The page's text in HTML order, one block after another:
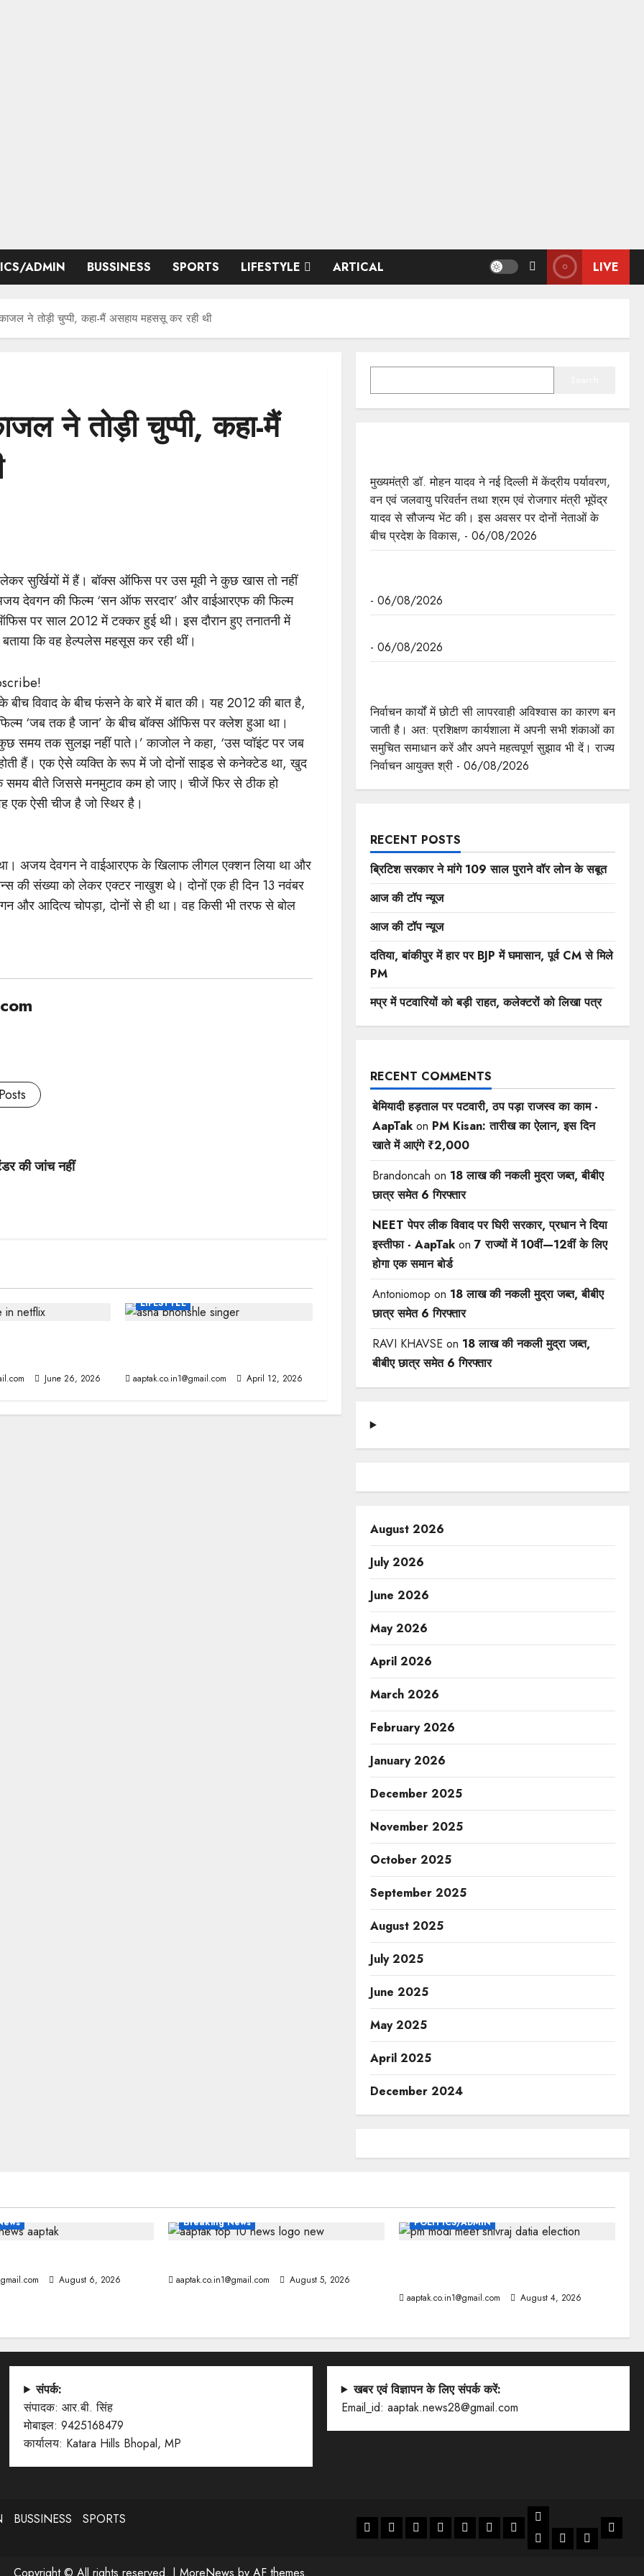
ADMIN BUSSINESS SPORTS LIFESTYLE ARTICAL LIVE
ने तोड़ी चुप्पी, कहा-मैं असहाय महससू कर रही थी
ने तोड़ी चुप्पी, कहा-मैं
सुर्खियों में हैं। बॉक्स ऑफिस पर उस मूवी ने कुछ खास तो नहीं
देवगन की फिल्म ‘सन ऑफ सरदार’ और वाईआरएफ की फिल्म
पर साल 2012 में टक्कर हुई थी। इस दौरान हुए तनातनी में
कि वह हेल्पलेस महसूस कर रही थीं।
विवाद के बीच फंसने के बारे में बात की। यह 2012 की बात है,
‘जब तक है जान’ के बीच बॉक्स ऑफिस पर क्लेश हुआ था।
समय तक सुलझ नहीं पाते।’ काजोल ने कहा, ‘उस प्वॉइंट पर जब
हैं। एक ऐसे व्यक्ति के रूप में जो दोनों साइड से कनेक्टेड था, खुद
बीते जिससे मनमुटाव कम हो जाए। चीजें फिर से ठीक हो
एक ऐसी चीज है जो स्थिर है।
अजय देवगन ने वाईआरएफ के खिलाफ लीगल एक्शन लिया था और
की संख्या को लेकर एक्टर नाखुश थे। दोनों एक ही दिन 13 नवंबर
और आदित्य चोपड़ा, दोनों से ही था। वह किसी भी तरफ से बोल
की जांच नहीं
June 26, 2026
LIFESTYLE
aaptak.co.in1@gmail.com April 12, 2026
मुख्यमंत्री डॉ. मोहन यादव ने नई दिल्ली में केंद्रीय पर्यावरण,
वन एवं जलवायु परिवर्तन तथा श्रम एवं रोजगार मंत्री भूपेंद्र
यादव से सौजन्य भेंट की। इस अवसर पर दोनों नेताओं के
बीच प्रदेश के विकास, - 06/08/2026
- 06/08/2026
- 06/08/2026
निर्वाचन कार्यों में छोटी सी लापरवाही अविश्वास का कारण बन
जाती है। अत: प्रशिक्षण कार्यशाला में अपनी सभी शंकाओं का
समुचित समाधान करें और अपने महत्वपूर्ण सुझाव भी दें। राज्य
निर्वाचन आयुक्त श्री - 06/08/2026
RECENT POSTS
ब्रिटिश सरकार ने मांगे 109 साल पुराने वॉर लोन के सबूत
आज की टॉप न्यूज
आज की टॉप न्यूज
दतिया, बांकीपुर में हार पर BJP में घमासान, पूर्व CM से मिले
PM
मप्र में पटवारियों को बड़ी राहत, कलेक्टरों को लिखा पत्र
RECENT COMMENTS
बेमियादी हड़ताल पर पटवारी, ठप पड़ा राजस्व का काम -
AapTakon PM Kisan: तारीख का ऐलान, इस दिन
खाते में आएंगे ₹2,000
Brandoncah on 18 लाख की नकली मुद्रा जब्त, बीबीए
छात्र समेत 6 गिरफ्तार
NEET पेपर लीक विवाद पर घिरी सरकार, प्रधान ने दिया
इस्तीफा - AapTakon 7 राज्यों में 10वीं—12वीं ​के लिए
होगा एक समान बोर्ड
Antoniomop on 18 लाख की नकली मुद्रा जब्त, बीबीए
छात्र समेत 6 गिरफ्तार
RAVI KHAVSEon 18 लाख की नकली मुद्रा जब्त,
बीबीए छात्र समेत 6 गिरफ्तार
August 2026
July 2026
June 2026
May 2026
April 2026
March 2026
February 2026
January 2026
December 2025
November 2025
October 2025
September 2025
August 2025
July 2025
June 2025
May 2025
April 2025
December 2024
August 6, 2026
Breaking News
aaptak.co.in1@gmail.com August 5, 2026
POLITICS/ADMIN
aaptak.co.in1@gmail.com August 4, 2026
संपर्क:
संपादक: आर.बी. सिंह
मोबाइल: 9425168479
कार्यालय: Katara Hills Bhopal, MP
खबर एवं विज्ञापन के लिए संपर्क करें:
Email_id: aaptak.news28@gmail.com
BUSSINESS
SPORTS
HomeNATIONAL
WORLDMP/CGPOLITICS/ADMIN
BUSSINESS
SPORTS
LIFESTYLE
ENTERTANMENT
JOB
Artical
Copyright © All rights reserved. | MoreNews by AF themes.